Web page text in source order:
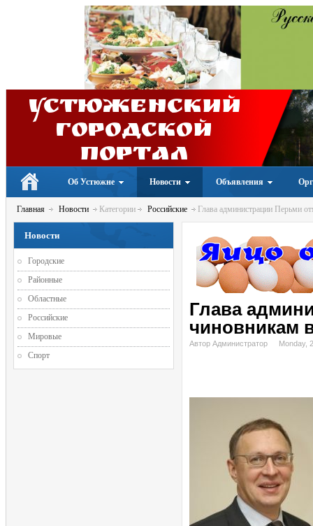
Устюженский
Городской
портал
Об Устюжне Новости Объявления
Главная Новости Категории Российские Глава администрации Перьми
Глава
чиновникам
Автор Администратор Monday,
Новости
Городские
Районные
Областные
Российские
Мировые
Спорт